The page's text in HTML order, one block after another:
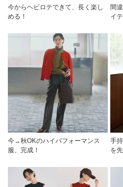
今からヘビロテできて、長く楽し
める！
間
イ
今→秋OKのハイパフォーマンス
服、完成！
手
を